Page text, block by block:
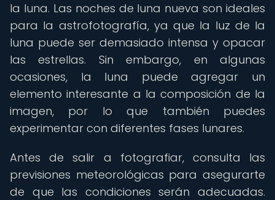
la luna. Las noches de luna nueva son ideales
para la astrofotografía, ya que la luz de la
luna puede ser demasiado intensa y opacar
las estrellas. Sin embargo, en algunas
ocasiones, la luna puede agregar un
elemento interesante a la composición de la
imagen, por lo que también puedes
experimentar con diferentes fases lunares.
Antes de salir a fotografiar, consulta las
previsiones meteorológicas para asegurarte
de que las condiciones serán adecuadas.